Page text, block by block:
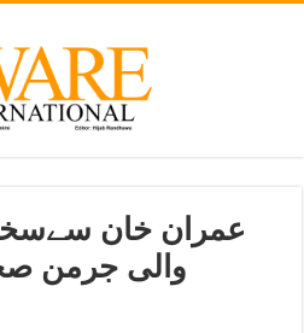
عمران خان
والی جرمن